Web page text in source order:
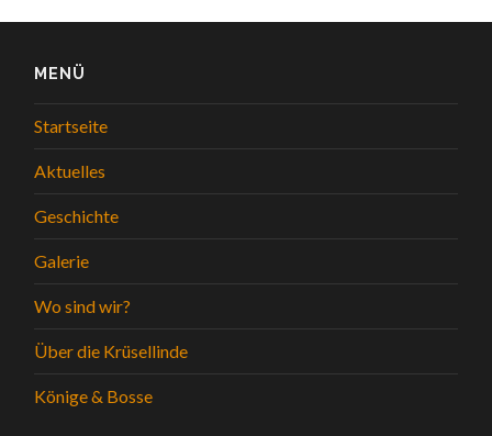
MENÜ
Startseite
Aktuelles
Geschichte
Galerie
Wo sind wir?
Über die Krüsellinde
Könige & Bosse